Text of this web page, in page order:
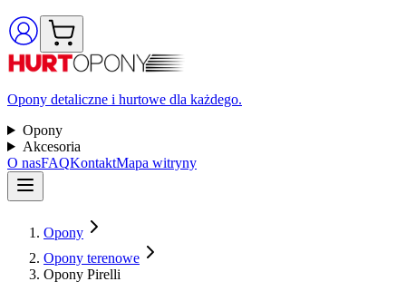
Opony detaliczne i hurtowe dla każdego.
Opony
Akcesoria
O nasFAQKontaktMapa witryny
Opony
Opony terenowe
Opony Pirelli